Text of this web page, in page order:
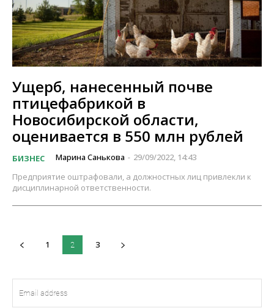
Ущерб, нанесенный почве
птицефабрикой в
Новосибирской области,
оценивается в 550 млн рублей
БИЗНЕС Марина Санькова - 29/09/2022, 14:43
Предприятие оштрафовали, а должностных лиц привлекли к
дисциплинарной ответственности.
1 2 3